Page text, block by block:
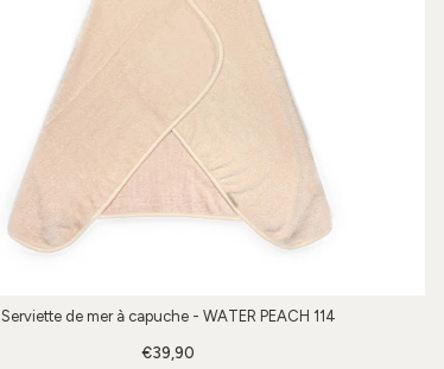
Serviette de mer à capuche - WATER PEACH 114
€39,90